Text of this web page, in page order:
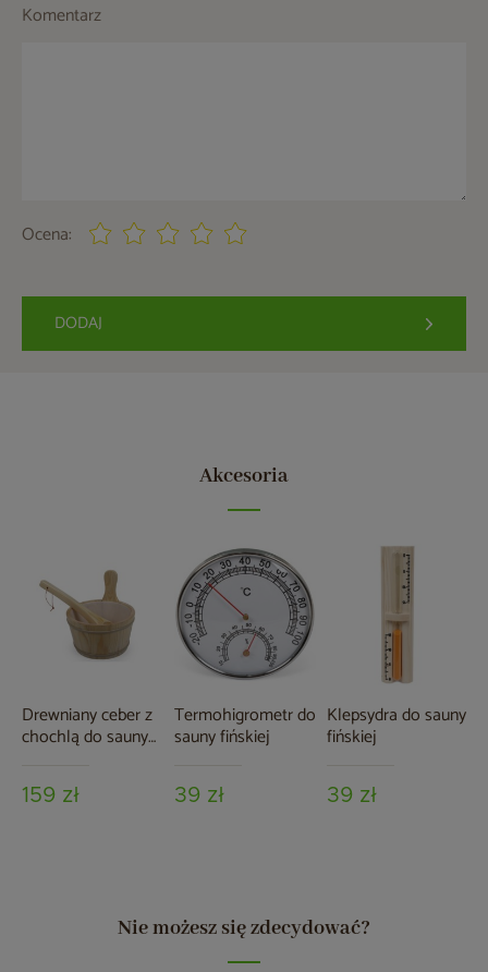
Komentarz
Ocena:
DODAJ
Akcesoria
Drewniany ceber z
chochlą do sauny
159 zł
Termohigrometr do
sauny fińskiej
39 zł
Klepsydra do sauny
fińskiej
39 zł
Nie możesz się zdecydować?